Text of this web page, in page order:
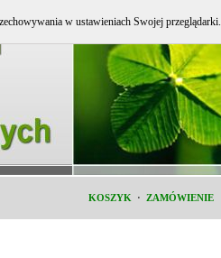
KOSZYK · ZAMÓWIENIE
w ustawieniach Swojej przeglądarki.